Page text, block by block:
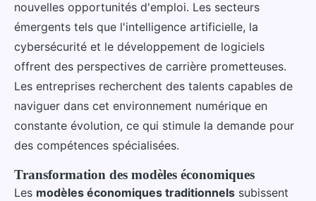
nouvelles opportunités d'emploi. Les secteurs
émergents tels que l'intelligence artificielle, la
cybersécurité et le développement de logiciels
offrent des perspectives de carrière prometteuses.
Les entreprises recherchent des talents capables de
naviguer dans cet environnement numérique en
constante évolution, ce qui stimule la demande pour
des compétences spécialisées.
Transformation des modèles économiques
Les modèles économiques traditionnels subissent